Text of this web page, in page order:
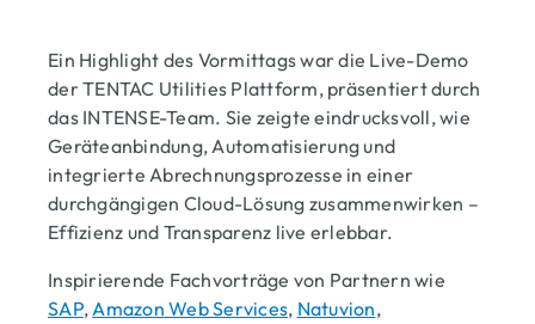
Ein Highlight des Vormittags war die Live-Demo
der TENTAC Utilities Plattform, präsentiert durch
das INTENSE-Team. Sie zeigte eindrucksvoll, wie
Geräteanbindung, Automatisierung und
integrierte Abrechnungsprozesse in einer
durchgängigen Cloud-Lösung zusammenwirken –
Effizienz und Transparenz live erlebbar.
Inspirierende Fachvorträge von Partnern wie
SAP,Amazon Web Services, Natuvion,